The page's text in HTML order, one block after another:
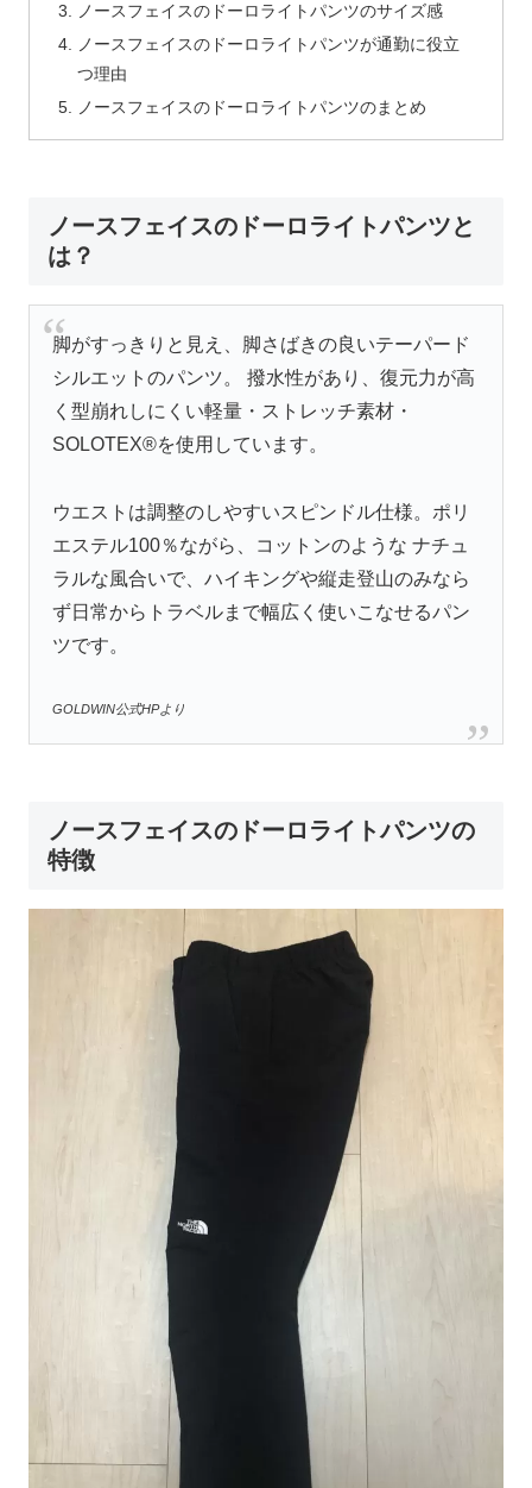
ノースフェイスのドーロライトパンツのサイズ感
ノースフェイスのドーロライトパンツが通勤に役立
つ理由
ノースフェイスのドーロライトパンツのまとめ
ノースフェイスのドーロライトパンツと
は？
脚がすっきりと見え、脚さばきの良いテーパード
シルエットのパンツ。 撥水性があり、復元力が高
く型崩れしにくい軽量・ストレッチ素材・
SOLOTEX®を使用しています。
ウエストは調整のしやすいスピンドル仕様。ポリ
エステル100％ながら、コットンのような ナチュ
ラルな風合いで、ハイキングや縦走登山のみなら
ず日常からトラベルまで幅広く使いこなせるパン
ツです。
GOLDWIN公式HPより
ノースフェイスのドーロライトパンツの
特徴